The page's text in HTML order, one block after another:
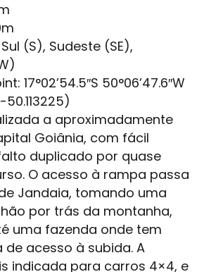
(S), Sudeste (SE),
17°02’54.5″S 50°06’47.6″W
a aproximadamente
Goiânia, com fácil
duplicado por quase
O acesso à rampa passa
Jandaia, tomando uma
por trás da montanha,
uma fazenda onde tem
acesso à subida. A
indicada para carros 4×4, e